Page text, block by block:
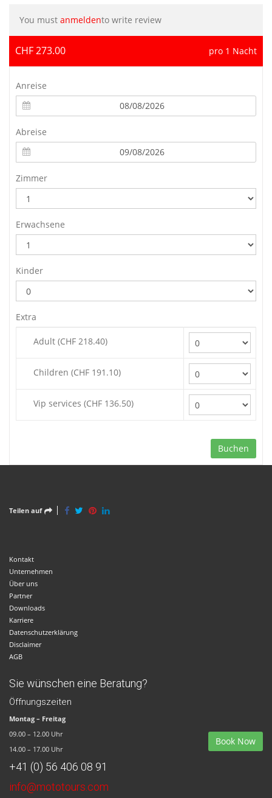
You must anmeldento write review
CHF 273.00 pro 1 Nacht
Anreise
Abreise
Zimmer
Erwachsene
Kinder
Extra
Adult (CHF 218.40)
Children (CHF 191.10)
Vip services (CHF 136.50)
Buchen
Teilen auf
Kontakt
Unternehmen
Über uns
Partner
Downloads
Karriere
Datenschutzerklärung
Disclaimer
AGB
Sie wünschen eine Beratung?
Öffnungszeiten
Montag – Freitag
09.00 – 12.00 Uhr
14.00 – 17.00 Uhr
+41 (0) 56 406 08 91
info@mototours.com